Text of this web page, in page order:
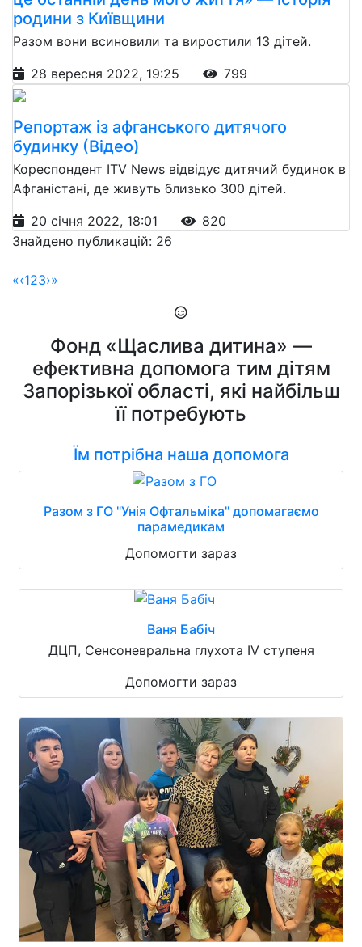
родини з Київщини
Разом вони всиновили та виростили 13 дітей.
28 вересня 2022, 19:25
799
Репортаж із афганського дитячого
будинку (Відео)
Кореспондент ITV News відвідує дитячий будинок в
Афганістані, де живуть близько 300 дітей.
20 січня 2022, 18:01
820
Знайдено публикацій: 26
«‹123›»
Фонд «Щаслива дитина» —
ефективна допомога тим дітям
Запорізької області, які найбільш
її потребують
Їм потрібна наша допомога
Разом з ГО "Унія Офтальміка" допомагаємо
парамедикам
Допомогти зараз
Ваня Бабіч
ДЦП, Сенсоневральна глухота IV ступеня
Допомогти зараз